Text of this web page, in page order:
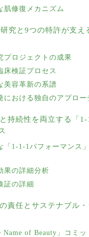
肌修復メカニズム
究と9つの特許が支え
プロジェクトの成果
床検証プロセス
美容革新の系譜
における独自のアプロー
持続性を両立する「1-
「1-1-1パフォーマンス
果の詳細分析
証の詳細
責任とサステナブル・
Name of Beauty」コミッ